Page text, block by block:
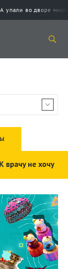
упали во дворе
К врачу не хочу